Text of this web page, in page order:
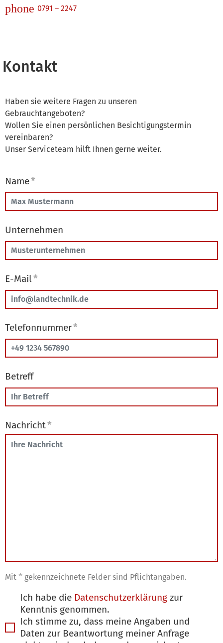
phone 0791 – 2247
Kontakt
Haben sie weitere Fragen zu unseren
Gebrauchtangeboten?
Wollen Sie einen persönlichen Besichtigungstermin
vereinbaren?
Unser Serviceteam hilft Ihnen gerne weiter.
Name*
Unternehmen
E-Mail*
Telefonnummer*
Betreff
Nachricht*
Mit * gekennzeichnete Felder sind Pflichtangaben.
Ich habe die Datenschutzerklärung zur
Kenntnis genommen.
Ich stimme zu, dass meine Angaben und
Daten zur Beantwortung meiner Anfrage